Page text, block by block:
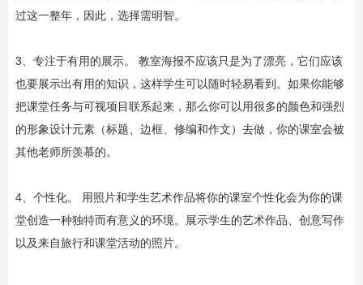
过这一整年，因此，选择需明智。
3、专注于有用的展示。 教室海报不应该只是为了漂亮，它们应该
也要展示出有用的知识，这样学生可以随时轻易看到。如果你能够
把课堂任务与可视项目联系起来，那么你可以用很多的颜色和强烈
的形象设计元素（标题、边框、修编和作文）去做，你的课室会被
其他老师所羡慕的。
4、个性化。 用照片和学生艺术作品将你的课室个性化会为你的课
堂创造一种独特而有意义的环境。展示学生的艺术作品、创意写作
以及来自旅行和课堂活动的照片。